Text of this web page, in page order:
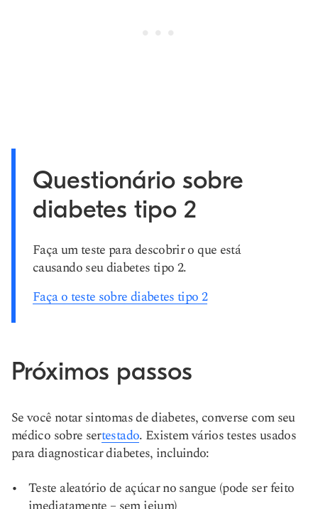
Questionário sobre
diabetes tipo 2
Faça um teste para descobrir o que está
causando seu diabetes tipo 2.
Faça o teste sobre diabetes tipo 2
Próximos passos
Se você notar sintomas de diabetes, converse com seu
médico sobre sertestado. Existem vários testes usados
para diagnosticar diabetes, incluindo:
Teste aleatório de açúcar no sangue (pode ser feito